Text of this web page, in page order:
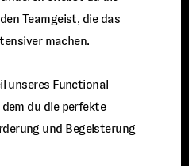
Teamgeist, die das
machen.
unseres Functional
du die perfekte
und Begeisterung